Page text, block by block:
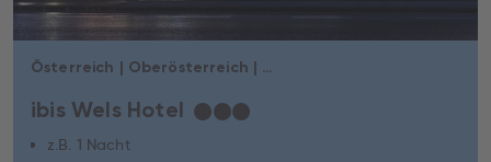
Österreich | Oberösterreich | Wels
ibis Wels Hotel ★★★
z.B. 1 Nacht